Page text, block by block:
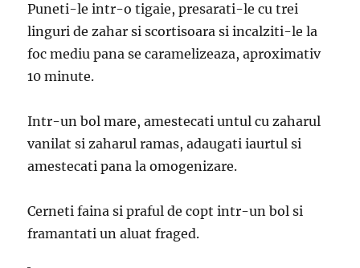
Puneti-le intr-o tigaie, presarati-le cu trei
linguri de zahar si scortisoara si incalziti-le la
foc mediu pana se caramelizeaza, aproximativ
10 minute.
Intr-un bol mare, amestecati untul cu zaharul
vanilat si zaharul ramas, adaugati iaurtul si
amestecati pana la omogenizare.
Cerneti faina si praful de copt intr-un bol si
framantati un aluat fraged.